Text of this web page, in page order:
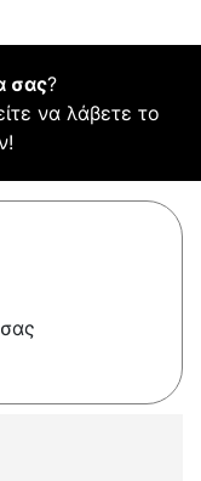
σας?
να λάβετε το